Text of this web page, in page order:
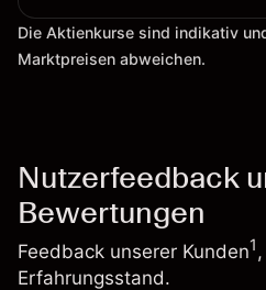
Die Aktienkurse sind indikativ
Marktpreisen abweichen.
Nutzerfeedback
Bewertungen
Feedback unserer Kunden1
Erfahrungsstand.